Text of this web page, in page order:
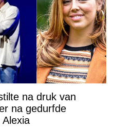
na druk van
na gedurfde